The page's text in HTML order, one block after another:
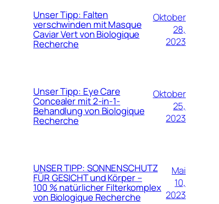
Unser Tipp: Falten
verschwinden mit Masque
Caviar Vert von Biologique
Recherche
Oktober
28,
2023
Unser Tipp: Eye Care
Concealer mit 2-in-1-
Behandlung von Biologique
Recherche
Oktober
25,
2023
UNSER TIPP: SONNENSCHUTZ
FÜR GESICHT und Körper –
100 % natürlicher Filterkomplex
von Biologique Recherche
Mai
10,
2023